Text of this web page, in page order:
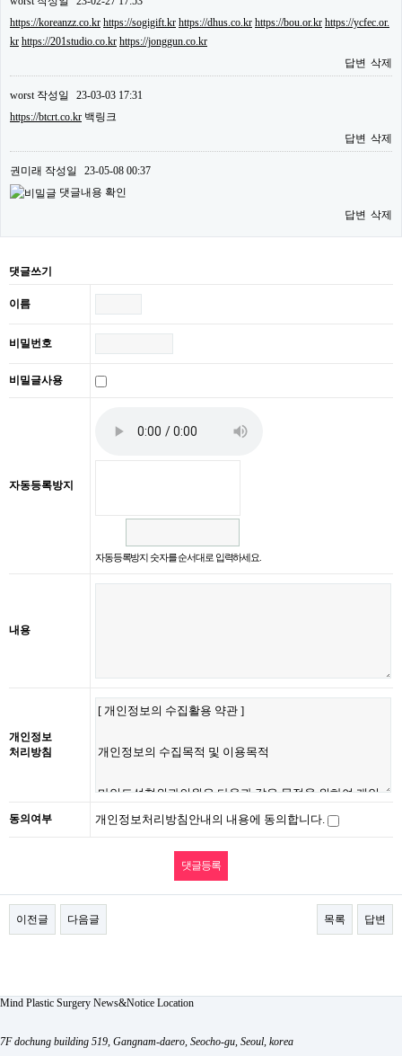
https://koreanzz.co.kr https://sogigift.kr https://dhus.co.kr https://bou.or.kr https://ycfec.or.
kr https://201studio.co.kr https://jonggun.co.kr
답변 삭제
worst작성일
23-03-03 17:31
https://btcrt.co.kr 백링크
답변 삭제
권미래 작성일
23-05-08 00:37
댓글내용 확인
답변 삭제
댓글쓰기
이름
비밀번호
비밀글사용
자동등록방지
자동등록방지 숫자를 순서대로 입력하세요.
내용
개인정보
처리방침
동의여부 개인정보처리방침안내의 내용에 동의합니다.
이전글 다음글 목록 답변
Mind Plastic Surgery News&Notice Location
7F dochung building 519, Gangnam-daero, Seocho-gu, Seoul, korea